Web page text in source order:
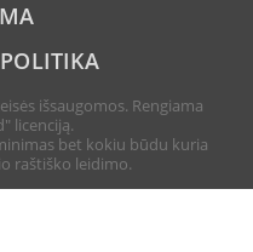
išsaugomos. Rengiama
licenciją.
bet kokiu būdu kuria
raštiško leidimo.